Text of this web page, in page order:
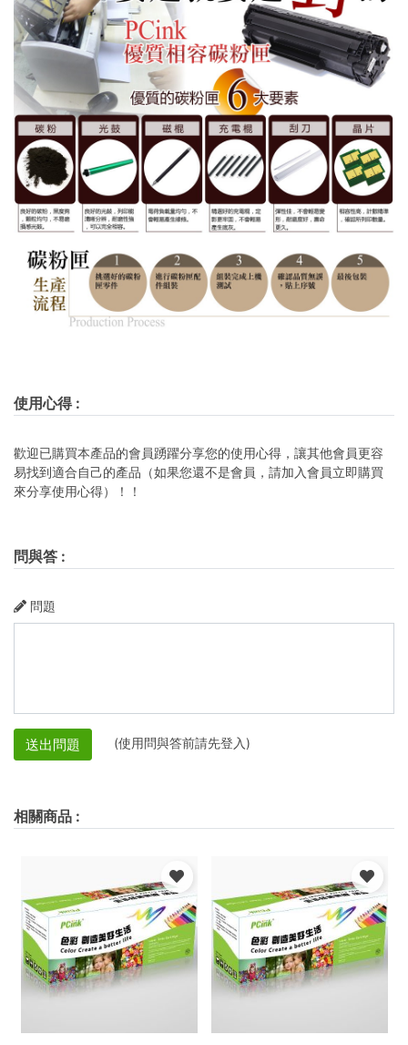
使用心得:
歡迎已購買本產品的會員踴躍分享您的使用心得，讓其他會員更容
易找到適合自己的產品（如果您還不是會員，請加入會員立即購買
來分享使用心得）！！
問與答 :
問題
送出問題 (使用問與答前請先登入)
相關商品 :